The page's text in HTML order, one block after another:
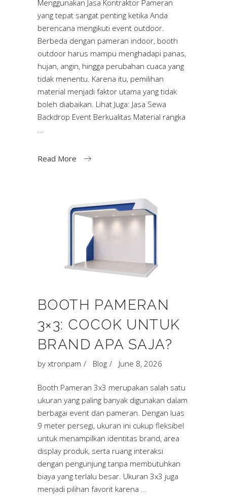
Menggunakan Jasa Kontraktor Pameran
yang tepat sangat penting ketika Anda
berencana mengikuti event outdoor.
Berbeda dengan pameran indoor, booth
outdoor harus mampu menghadapi panas,
hujan, angin, hingga perubahan cuaca yang
tidak menentu. Karena itu, pemilihan
material menjadi faktor utama yang tidak
boleh diabaikan. Lihat Juga: Jasa Sewa
Backdrop Event Berkualitas Material rangka
Read More
BOOTH PAMERAN
3×3: COCOK UNTUK
BRAND APA SAJA?
by xtronpam Blog June 8, 2026
Booth Pameran 3x3 merupakan salah satu
ukuran yang paling banyak digunakan dalam
berbagai event dan pameran. Dengan luas
9 meter persegi, ukuran ini cukup fleksibel
untuk menampilkan identitas brand, area
display produk, serta ruang interaksi
dengan pengunjung tanpa membutuhkan
biaya yang terlalu besar. Ukuran 3x3 juga
menjadi pilihan favorit karena